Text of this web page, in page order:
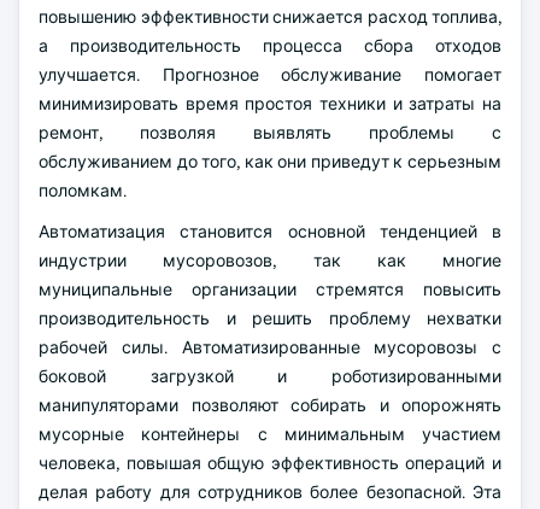
повышению эффективности снижается расход топлива,
а производительность процесса сбора отходов
улучшается. Прогнозное обслуживание помогает
минимизировать время простоя техники и затраты на
ремонт, позволяя выявлять проблемы с
обслуживанием до того, как они приведут к серьезным
поломкам.
Автоматизация становится основной тенденцией в
индустрии мусоровозов, так как многие
муниципальные организации стремятся повысить
производительность и решить проблему нехватки
рабочей силы. Автоматизированные мусоровозы с
боковой загрузкой и роботизированными
манипуляторами позволяют собирать и опорожнять
мусорные контейнеры с минимальным участием
человека, повышая общую эффективность операций и
делая работу для сотрудников более безопасной. Эта